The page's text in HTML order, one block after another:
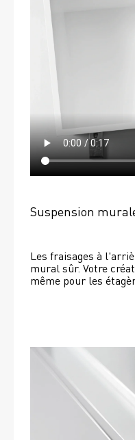
Suspension
Les fraisages à
mural sûr. Votre
même pour les